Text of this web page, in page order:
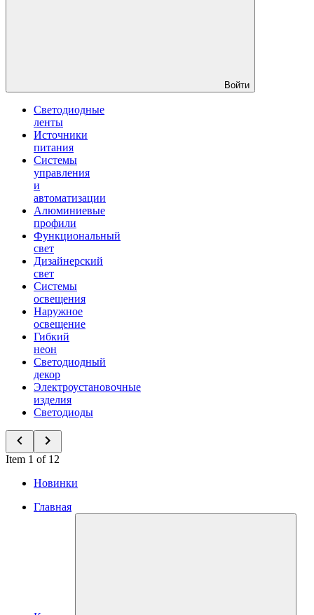
Войти
Светодиодные
ленты
Источники
питания
Системы
управления
и
автоматизации
Алюминиевые
профили
Функциональный
свет
Дизайнерский
свет
Системы
освещения
Наружное
освещение
Гибкий
неон
Светодиодный
декор
Электроустановочные
изделия
Светодиоды
Item 1 of 12
Новинки
Главная